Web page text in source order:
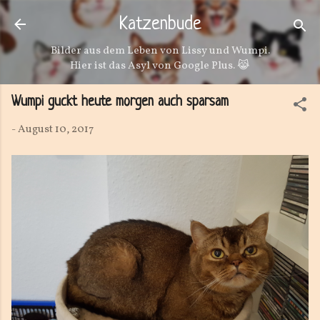
Direkt zum Hauptbereich
Katzenbude
Bilder aus dem Leben von Lissy und Wumpi.
Hier ist das Asyl von Google Plus. 😹
Wumpi guckt heute morgen auch sparsam
-August 10, 2017